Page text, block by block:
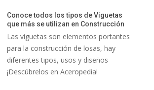
Conoce todos los tipos de Viguetas
que más se utilizan en Construcción
Las viguetas son elementos portantes
para la construcción de losas, hay
diferentes tipos, usos y diseños
¡Descúbrelos en Aceropedia!